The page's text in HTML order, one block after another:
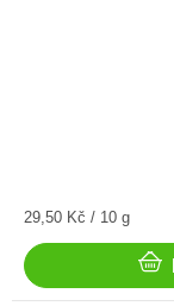
Měrná
29,50 Kč / 10 g